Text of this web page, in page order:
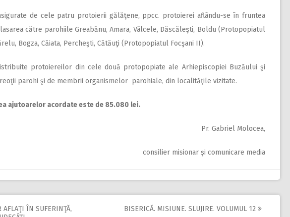
de cele patru protoierii gălăţene, ppcc. protoierei aflându-se în fruntea
către parohiile Greabănu, Amara, Vâlcele, Dăscăleşti, Boldu (Protopopiatul
Bogza, Căiata, Percheşti, Cătăuţi (Protopopiatul Focşani II).
protoiereilor din cele două protopopiate ale Arhiepiscopiei Buzăului şi
parohi şi de membrii organismelor parohiale, din localităţile vizitate.
ajutoarelor acordate este de 85.080 lei.
Pr. Gabriel Molocea,
consilier misionar şi comunicare media
ÎN SUFERINŢĂ,
BISERICĂ. MISIUNE. SLUJIRE. VOLUMUL 12